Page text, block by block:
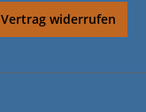
Vertrag widerrufen